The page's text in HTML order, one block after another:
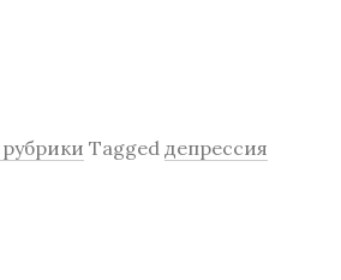
рубрики Tagged депрессия